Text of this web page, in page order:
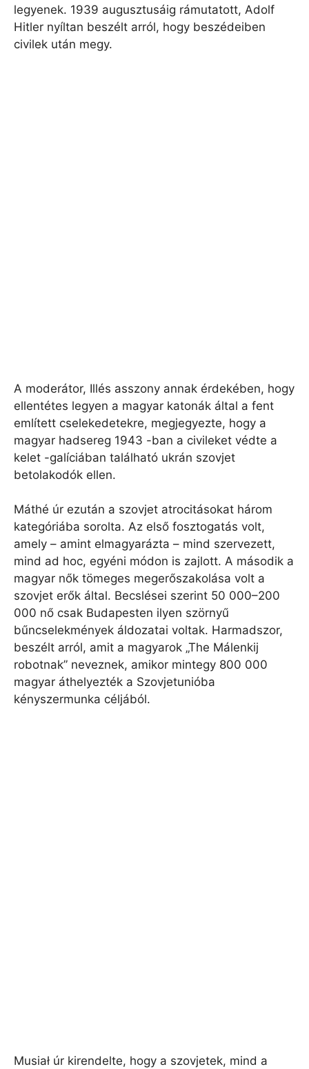
legyenek. 1939 augusztusáig rámutatott, Adolf
Hitler nyíltan beszélt arról, hogy beszédeiben
civilek után megy.
A moderátor, Illés asszony annak érdekében, hogy
ellentétes legyen a magyar katonák által a fent
említett cselekedetekre, megjegyezte, hogy a
magyar hadsereg 1943 -ban a civileket védte a
kelet -galíciában található ukrán szovjet
betolakodók ellen.
Máthé úr ezután a szovjet atrocitásokat három
kategóriába sorolta. Az első fosztogatás volt,
amely – amint elmagyarázta – mind szervezett,
mind ad hoc, egyéni módon is zajlott. A második a
magyar nők tömeges megerőszakolása volt a
szovjet erők által. Becslései szerint 50 000–200
000 nő csak Budapesten ilyen szörnyű
bűncselekmények áldozatai voltak. Harmadszor,
beszélt arról, amit a magyarok „The Málenkij
robotnak” neveznek, amikor mintegy 800 000
magyar áthelyezték a Szovjetunióba
kényszermunka céljából.
Musiał úr kirendelte, hogy a szovjetek, mind a